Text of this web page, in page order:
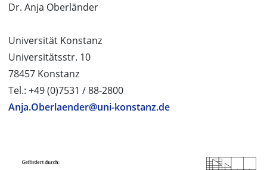
Dr. Anja Oberländer
Universität Konstanz
Universitätsstr. 10
78457 Konstanz
Tel.: +49 (0)7531 / 88-2800
Anja.Oberlaender@uni-konstanz.de